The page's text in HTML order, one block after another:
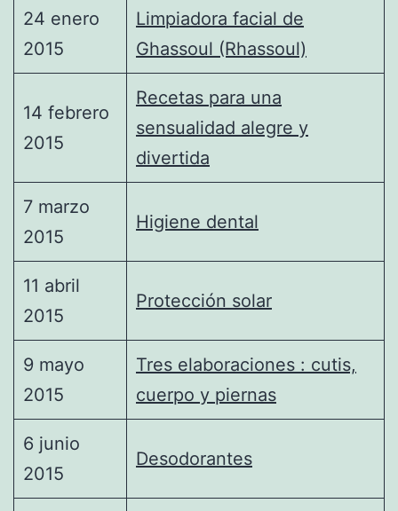
24 enero
2015
Limpiadora facial de
Ghassoul (Rhassoul)
14 febrero
2015
Recetas para una
sensualidad alegre y
divertida
7 marzo
2015
Higiene dental
11 abril
2015
Protección solar
9 mayo
2015
Tres elaboraciones : cutis,
cuerpo y piernas
6 junio
2015
Desodorantes